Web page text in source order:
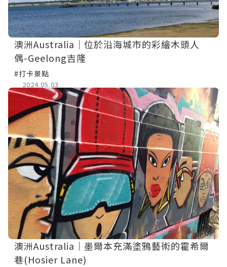
澳洲Australia｜位於沿海城市的彩繪木頭人
偶-Geelong吉隆
#打卡景點
2024.05.03
澳洲Australia｜墨爾本充滿塗鴉藝術的霍希爾
巷(Hosier Lane)